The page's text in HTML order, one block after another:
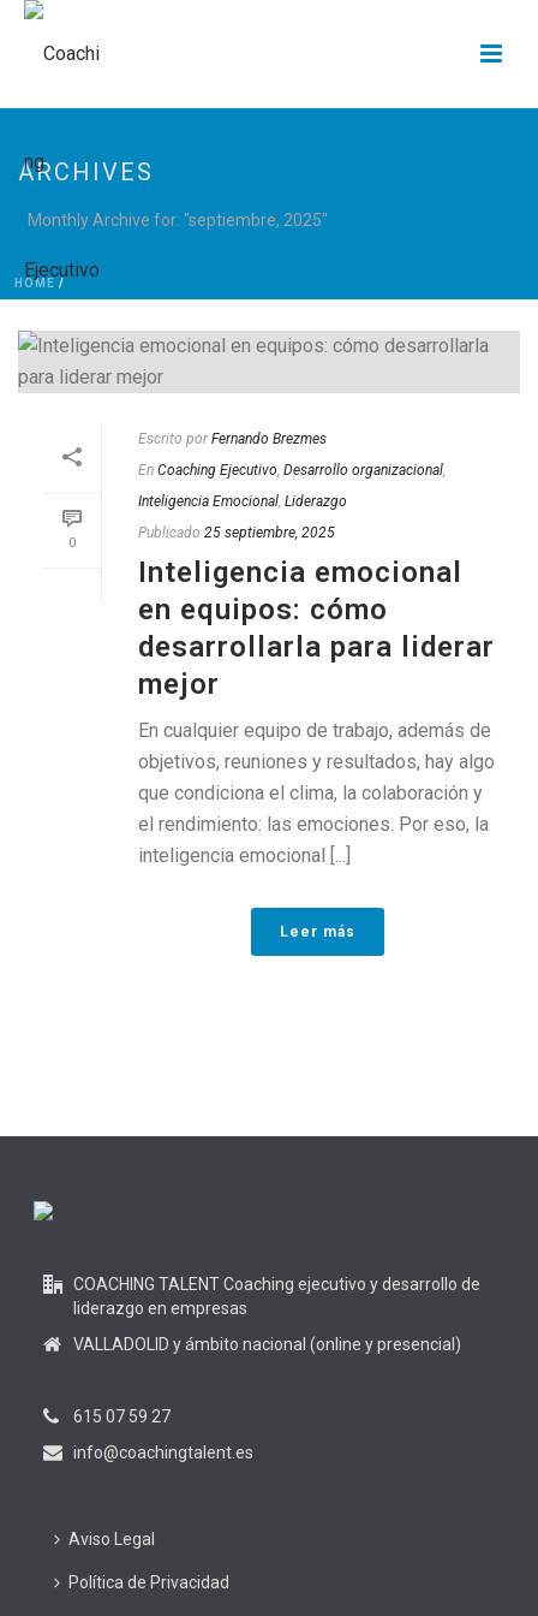
ARCHIVES
Monthly Archive for: "septiembre, 2025"
HOME /
0
Escrito por Fernando Brezmes
En Coaching Ejecutivo, Desarrollo organizacional,
Inteligencia Emocional, Liderazgo
Publicado 25 septiembre, 2025
Inteligencia emocional
en equipos: cómo
desarrollarla para liderar
mejor
En cualquier equipo de trabajo, además de
objetivos, reuniones y resultados, hay algo
que condiciona el clima, la colaboración y
el rendimiento: las emociones. Por eso, la
inteligencia emocional [...]
Leer más
COACHING TALENT Coaching ejecutivo y desarrollo de
liderazgo en empresas
VALLADOLID y ámbito nacional (online y presencial)
615 07 59 27
info@coachingtalent.es
Aviso Legal
Política de Privacidad